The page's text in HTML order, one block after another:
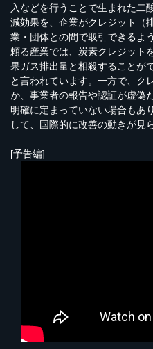
入などを行うことで生まれた二
減効果を、企業がクレジット（
業・団体との間で取引できるよ
頼る産業では、炭素クレジット
果ガス排出量と相殺することが
と言われています。一方で、ク
か、事業者の報告や認証が虚偽
明確に定まっていない場合もあ
して、国際的に改善の動きが見
[予告編]